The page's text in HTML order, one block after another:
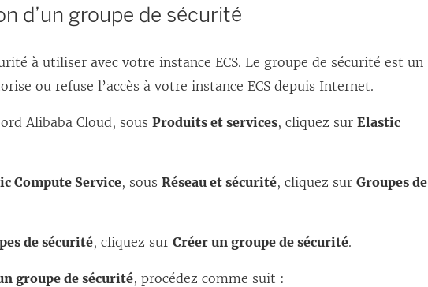
d’un groupe de sécurité
à utiliser avec votre instance ECS. Le groupe de sécurité est un
ou refuse l’accès à votre instance ECS depuis Internet.
Alibaba Cloud, sousProduits et services, cliquez surElastic
Compute Service, sousRéseau et sécurité, cliquez surGroupes de
de sécurité, cliquez surCréer un groupe de sécurité.
groupe de sécurité, procédez comme suit :